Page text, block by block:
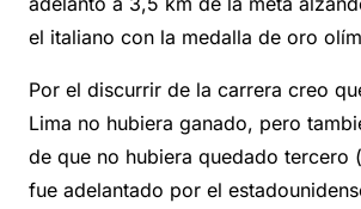
el italiano con la medalla de oro
Por el discurrir de la carrera creo
Lima no hubiera ganado, pero
de que no hubiera quedado tercero
fue adelantado por el